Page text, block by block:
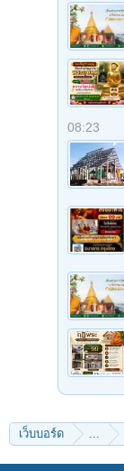
08:23
เว็บบอร์ด